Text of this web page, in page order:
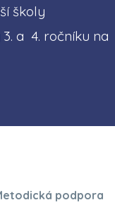
školy
a 4. ročníku na
podpora